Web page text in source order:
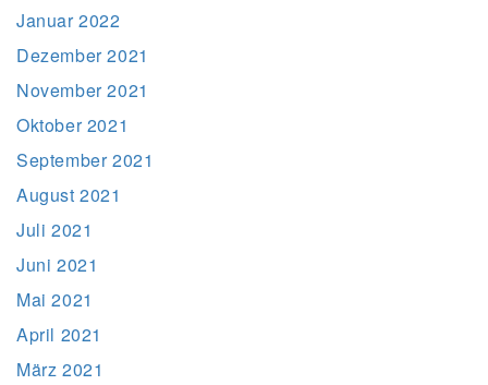
Januar 2022
Dezember 2021
November 2021
Oktober 2021
September 2021
August 2021
Juli 2021
Juni 2021
Mai 2021
April 2021
März 2021